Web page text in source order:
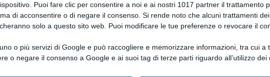
Puoi fare clic per consentire a noi e ai nostri 1017 partner il trattamento
di acconsentire o di negare il consenso. Si rende noto che alcuni trattamenti
solo a questo sito web. Puoi modificare le tue preferenze o revocare il
o più servizi di Google e può raccogliere e memorizzare informazioni, tra cui
o negare il consenso a Google e ai suoi tag di terze parti riguardo all’utilizzo
Giuliani CFGLNMNL77T43L639Disclaimer